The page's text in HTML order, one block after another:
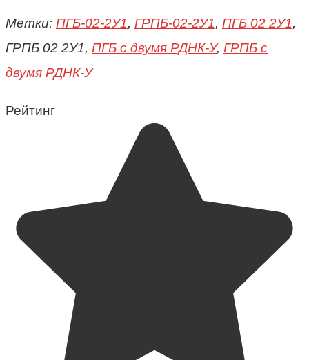
Метки: ПГБ-02-2У1, ГРПБ-02-2У1, ПГБ 02 2У1,
ГРПБ 02 2У1, ПГБ с двумя РДНК-У, ГРПБ с
двумя РДНК-У
Рейтинг